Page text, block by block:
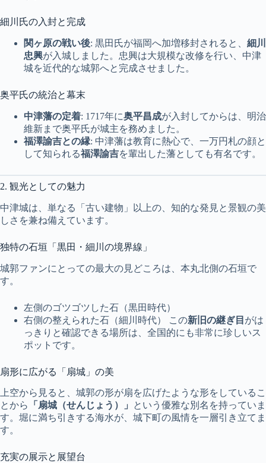
細川氏の入封と完成
関ヶ原の戦い後: 黒田氏が福岡へ加増移封されると、 細川
忠興が入城しました。忠興は大規模な改修を行い、中津
城を近代的な城郭へと完成させました。
奥平氏の統治と幕末
中津藩の定着: 1717年に奥平昌成が入封してからは、明治
維新まで奥平氏が城主を務めました。
福澤諭吉との縁: 中津藩は教育に熱心で、一万円札の顔と
して知られる福澤諭吉を輩出した藩としても有名です。
2. 観光としての魅力
中津城は、単なる「古い建物」以上の、知的な発見と景観の美
しさを兼ね備えています。
独特の石垣「黒田・細川の境界線」
城郭ファンにとっての最大の見どころは、本丸北側の石垣で
す。
左側のゴツゴツした石（黒田時代）
右側の整えられた石（細川時代） この新旧の継ぎ目 がは
っきりと確認できる場所は、全国的にも非常に珍しいス
ポットです。
扇形に広がる「扇城」の美
上空から見ると、城郭の形が扇を広げたような形をしているこ
とから
「扇城（せんじょう）」
という優雅な別名を持っていま
す。堀に満ち引きする海水が、城下町の風情を一層引き立てま
す。
充実の展示と展望台